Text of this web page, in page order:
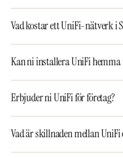
Vad kostar ett UniFi-nätverk i
Kan ni installera UniFi hemma
Erbjuder ni UniFi för företag?
Vad är skillnaden mellan